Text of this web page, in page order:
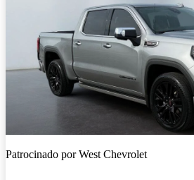
Patrocinado porWest Chevrolet